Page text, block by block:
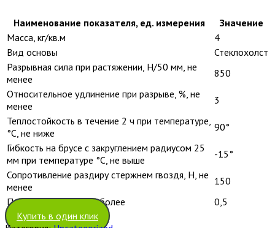
Наименование показателя, ед. измерения
Значение
Масса, кг/кв.м
4
Вид основы
Стеклохолст
Разрывная сила при растяжении, Н/50 мм, не
менее
850
Относительное удлинение при разрыве, %, не
менее
3
Теплостойкость в течение 2 ч при температуре,
°С, не ниже
90°
Гибкость на брусе с закруглением радиусом 25
мм при температуре °С, не выше
-15°
Сопротивление раздиру стержнем гвоздя, Н, не
менее
150
Потеря посыпки, г, не более
0,5
Купить в один клик